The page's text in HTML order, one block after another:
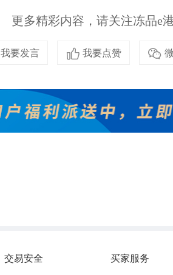
更多精彩内容，请关注冻品e
我要发言 我要点赞
交易安全 买家服务